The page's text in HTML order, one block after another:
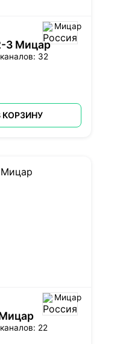
Мицар
3 Мицар
32
КОРЗИНУ
Мицар
22